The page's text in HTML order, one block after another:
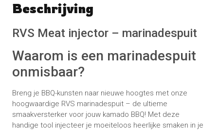
Beschrijving
RVS Meat injector – marinadespuit
Waarom is een marinadespuit
onmisbaar?
Breng je BBQ-kunsten naar nieuwe hoogtes met onze
hoogwaardige RVS marinadespuit – de ultieme
smaakversterker voor jouw kamado BBQ! Met deze
handige tool injecteer je moeiteloos heerlijke smaken in je
No reviews found